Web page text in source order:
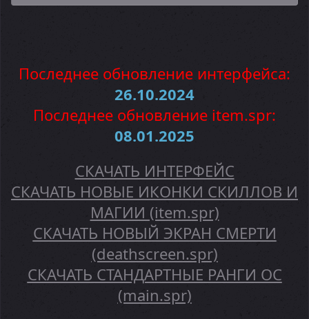
Последнее обновление интерфейса:
26.10.2024
Последнее обновление item.spr:
08.01.2025
СКАЧАТЬ ИНТЕРФЕЙС
СКАЧАТЬ НОВЫЕ ИКОНКИ СКИЛЛОВ И
МАГИИ (item.spr)
СКАЧАТЬ НОВЫЙ ЭКРАН СМЕРТИ
(deathscreen.spr)
СКАЧАТЬ СТАНДАРТНЫЕ РАНГИ ОС
(main.spr)